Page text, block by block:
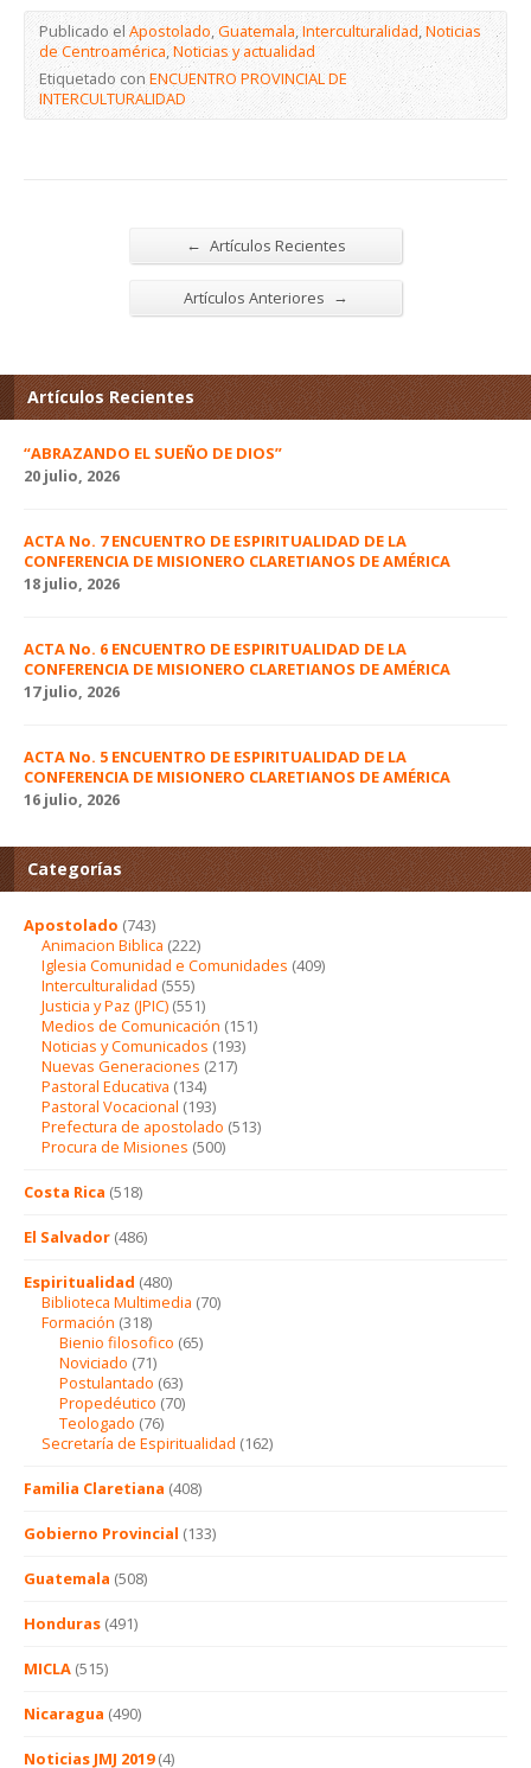
Publicado el Apostolado,Guatemala,Interculturalidad,Noticias
de Centroamérica,Noticias y actualidad
Etiquetado conENCUENTRO PROVINCIAL DE
INTERCULTURALIDAD
← Artículos Recientes
Artículos Anteriores →
Artículos Recientes
“ABRAZANDO EL SUEÑO DE DIOS”
20 julio, 2026
ACTA No. 7 ENCUENTRO DE ESPIRITUALIDAD DE LA
CONFERENCIA DE MISIONERO CLARETIANOS DE AMÉRICA
18 julio, 2026
ACTA No. 6 ENCUENTRO DE ESPIRITUALIDAD DE LA
CONFERENCIA DE MISIONERO CLARETIANOS DE AMÉRICA
17 julio, 2026
ACTA No. 5 ENCUENTRO DE ESPIRITUALIDAD DE LA
CONFERENCIA DE MISIONERO CLARETIANOS DE AMÉRICA
16 julio, 2026
Categorías
Apostolado (743)
Animacion Biblica (222)
Iglesia Comunidad e Comunidades (409)
Interculturalidad (555)
Justicia y Paz (JPIC) (551)
Medios de Comunicación (151)
Noticias y Comunicados (193)
Nuevas Generaciones (217)
Pastoral Educativa (134)
Pastoral Vocacional (193)
Prefectura de apostolado (513)
Procura de Misiones (500)
Costa Rica (518)
El Salvador (486)
Espiritualidad (480)
Biblioteca Multimedia (70)
Formación (318)
Bienio filosofico (65)
Noviciado (71)
Postulantado (63)
Propedéutico (70)
Teologado (76)
Secretaría de Espiritualidad (162)
Familia Claretiana (408)
Gobierno Provincial (133)
Guatemala (508)
Honduras (491)
MICLA (515)
Nicaragua (490)
Noticias JMJ 2019(4)